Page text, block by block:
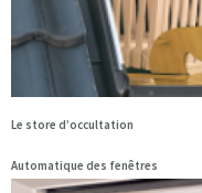
Le store d’occultation
Automatique des fenêtres